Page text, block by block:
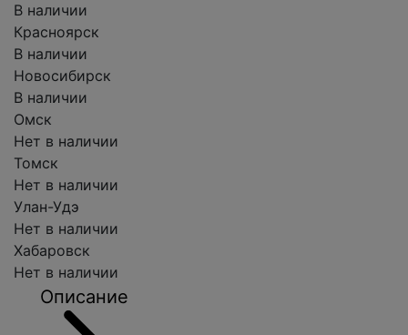
В наличии
Красноярск
В наличии
Новосибирск
В наличии
Омск
Нет в наличии
Томск
Нет в наличии
Улан-Удэ
Нет в наличии
Хабаровск
Нет в наличии
Описание